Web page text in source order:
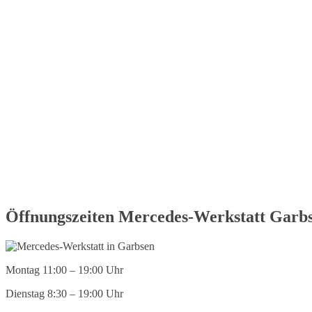
Öffnungszeiten Mercedes-Werkstatt
Montag 11:00 – 19:00 Uhr
Dienstag 8:30 – 19:00 Uhr